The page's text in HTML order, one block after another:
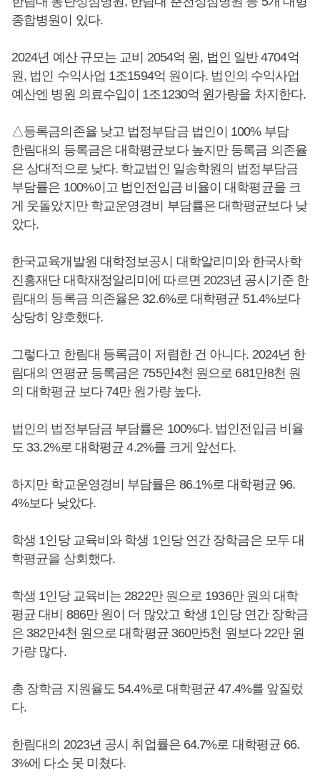
종합병원이 있다.
2024년 예산 규모는 교비 2054억 원, 법인 일반 4704억
원, 법인 수익사업 1조1594억 원이다. 법인의 수익사업
예산엔 병원 의료수입이 1조1230억 원가량을 차지한다.
△등록금의존율 낮고 법정부담금 법인이 100% 부담
한림대의 등록금은 대학평균보다 높지만 등록금 의존율
은 상대적으로 낮다. 학교법인 일송학원의 법정부담금
부담률은 100%이고 법인전입금 비율이 대학평균을 크
게 웃돌았지만 학교운영경비 부담률은 대학평균보다 낮
았다.
한국교육개발원 대학정보공시 대학알리미와 한국사학
진흥재단 대학재정알리미에 따르면 2023년 공시기준 한
림대의 등록금 의존율은 32.6%로 대학평균 51.4%보다
상당히 양호했다.
그렇다고 한림대 등록금이 저렴한 건 아니다. 2024년 한
림대의 연평균 등록금은 755만4천 원으로 681만8천 원
의 대학평균 보다 74만 원가량 높다.
법인의 법정부담금 부담률은 100%다. 법인전입금 비율
도 33.2%로 대학평균 4.2%를 크게 앞선다.
하지만 학교운영경비 부담률은 86.1%로 대학평균 96.
4%보다 낮았다.
학생 1인당 교육비와 학생 1인당 연간 장학금은 모두 대
학평균을 상회했다.
학생 1인당 교육비는 2822만 원으로 1936만 원의 대학
평균 대비 886만 원이 더 많았고 학생 1인당 연간 장학금
은 382만4천 원으로 대학평균 360만5천 원보다 22만 원
가량 많다.
총 장학금 지원율도 54.4%로 대학평균 47.4%를 앞질렀
다.
한림대의 2023년 공시 취업률은 64.7%로 대학평균 66.
3%에 다소 못 미쳤다.